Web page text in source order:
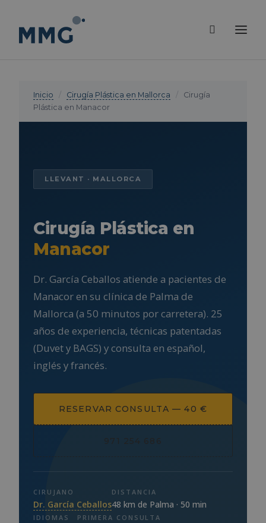
Inicio / Cirugía Plástica en Mallorca /
Cirugía
Plástica en Manacor
LLEVANT · MALLORCA
Cirugía Plástica en
Manacor
Dr. García Ceballos atiende a pacientes de
Manacor en su clínica de Palma de
Mallorca (a 50 minutos por carretera). 25
años de experiencia, técnicas patentadas
(Duvet y BAGS) y consulta en español,
inglés y francés.
RESERVAR CONSULTA — 40 €
971 254 686
CIRUJANO
Dr. García Ceballos
DISTANCIA
48 km de Palma · 50 min
IDIOMAS PRIMERA CONSULTA